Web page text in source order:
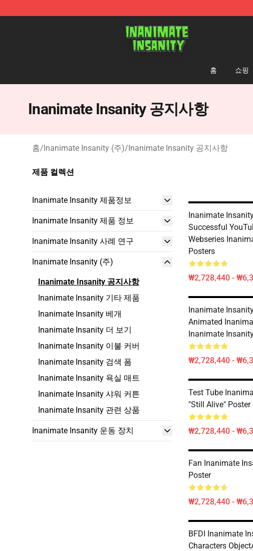
Inanimate Insanity Store - Official Inanimate Insanity
홈 쇼핑
Inanimate Insanity 공지사항
홈/Inanimate Insanity (주)/Inanimate Insanity 공지사항
제품 컬렉션
Inanimate Insanity 제품정보
Inanimate Insanity 제품 정보
Inanimate Insanity 사례 연구
Inanimate Insanity (주)
Inanimate Insanity 공지사항
Inanimate Insanity 기타 제품
Inanimate Insanity 베개
Inanimate Insanity 더 보기
Inanimate Insanity 이불 커버
Inanimate Insanity 검색 폼
Inanimate Insanity 욕실 매트
Inanimate Insanity 샤워 커튼
Inanimate Insanity 관련 상품
Inanimate Insanity 운동 장치
Inanimate
Successful
Webseries
Posters
₩2,728,440 -
Inanimate
Animated
Inanimate
₩2,728,440 -
Test Tube
"Still Alive" Poster
₩2,728,440 -
Fan Inanimate
Poster
₩2,728,440 -
BFDI Inanimate
Characters